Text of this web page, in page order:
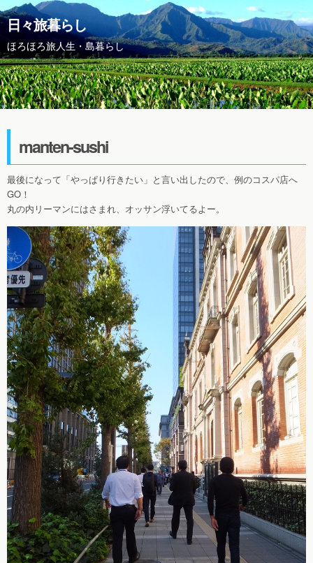
日々旅暮らし
ほろほろ旅人生・島暮らし
manten-sushi
最後になって「やっぱり行きたい」と言い出したので、例のコスパ店へ
GO！
丸の内リーマンにはさまれ、オッサン浮いてるよー。